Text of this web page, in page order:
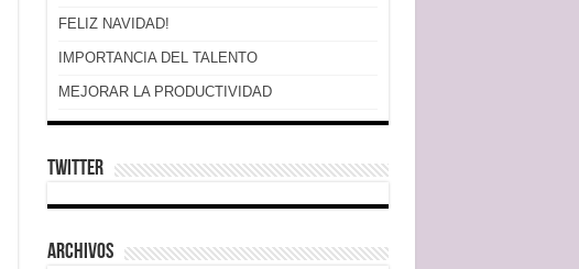
FELIZ NAVIDAD!
IMPORTANCIA DEL TALENTO
MEJORAR LA PRODUCTIVIDAD
Twitter
Archivos